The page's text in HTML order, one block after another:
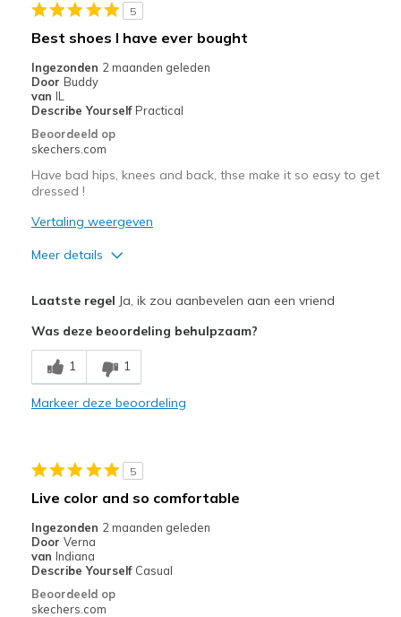
Beste toepassingen
Travel
Width
Sizing
View On Shoes
I'm Into Shoes
5
Best shoes I have ever bought
Ingezonden 2 maanden geleden
Door Buddy
van IL
Describe Yourself Practical
Beoordeeld op
skechers.com
Have bad hips, knees and back, thse make it so easy to get
dressed !
Vertaling weergeven
Meer details
Breathe Well
Comfortable
Beste toepassingen
Width
Sizing
Feels true to size
View On Shoes
Laatste regel Ja, ik zou aanbevelen aan een vriend
Was deze beoordeling behulpzaam?
1 1
Markeer deze beoordeling
5
Live color and so comfortable
Ingezonden 2 maanden geleden
Door Verna
van Indiana
Describe Yourself Casual
Beoordeeld op
skechers.com